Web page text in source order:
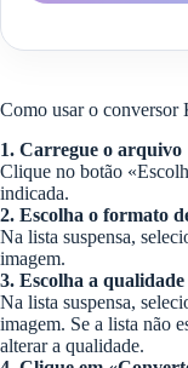
Como usar o conversor
1. Carregue o arquivo
Clique no botão
indicada.
2. Escolha o formato
Na lista suspensa,
imagem.
3. Escolha a
Na lista suspensa,
imagem. Se a lista não
alterar a qualidade.